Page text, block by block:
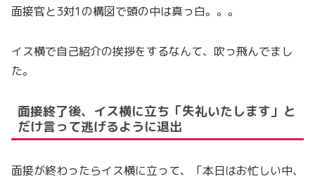
面接官と3対1の構図で頭の中は真っ白。。。
イス横で自己紹介の挨拶をするなんて、吹っ飛んでまし
た。
面接終了後、イス横に立ち「失礼いたします」と
だけ言って逃げるように退出
面接が終わったらイス横に立って、「本日はお忙しい中、